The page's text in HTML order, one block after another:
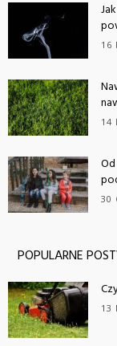
16
14
30
POPULARNE
13